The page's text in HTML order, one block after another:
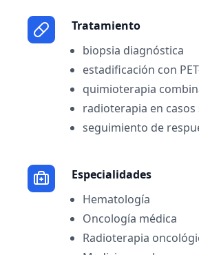
Tratamiento
biopsia diagnóstica
estadificación con
quimioterapia
radioterapia en casos
seguimiento de
Especialidades
Hematología
Oncología médica
Radioterapia